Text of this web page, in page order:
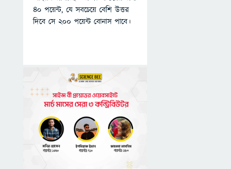
৪০ পয়েন্ট, যে সবচেয়ে বেশি উত্তর
দিবে সে ২০০ পয়েন্ট বোনাস পাবে।